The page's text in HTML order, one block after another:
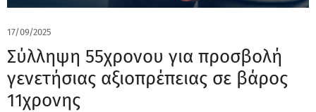
17/09/2025
Σύλληψη 55χρονου για προσβολή
γενετήσιας αξιοπρέπειας σε βάρος
11χρονης